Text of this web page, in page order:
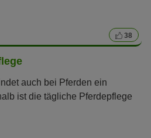
38
auch bei Pferden ein
ist die tägliche Pferdepflege